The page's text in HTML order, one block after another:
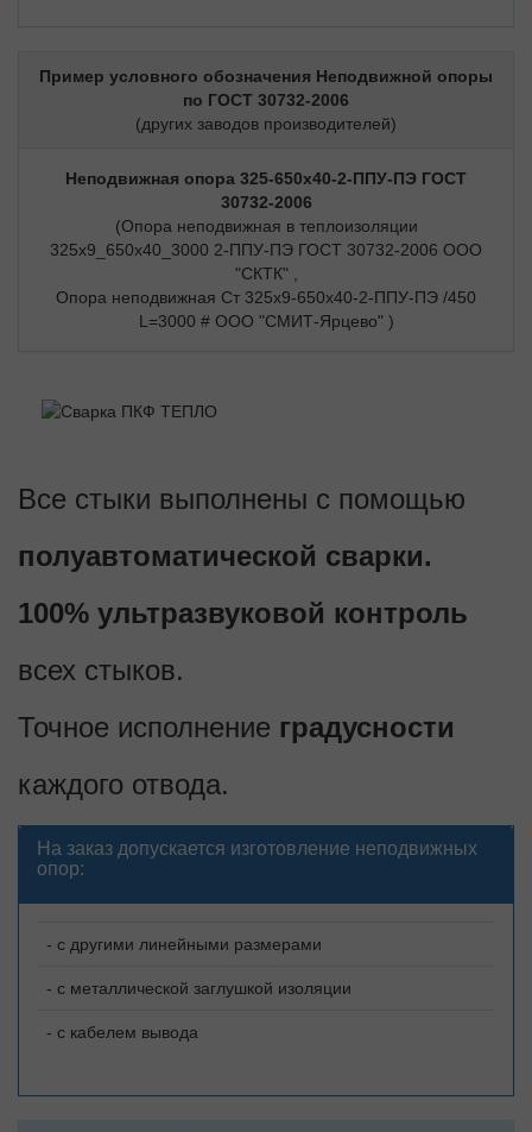
Пример условного обозначения Неподвижной опоры
по ГОСТ 30732-2006
(других заводов производителей)
Неподвижная опора 325-650х40-2-ППУ-ПЭ ГОСТ
30732-2006
(Опора неподвижная в теплоизоляции
325х9_650х40_3000 2-ППУ-ПЭ ГОСТ 30732-2006 ООО
"СКТК" ,
Опора неподвижная Ст 325х9-650х40-2-ППУ-ПЭ /450
L=3000 # ООО "СМИТ-Ярцево" )
Все стыки выполнены с помощью
полуавтоматической сварки.
100% ультразвуковой контроль
всех стыков.
Точное исполнение градусности
каждого отвода.
На заказ допускается изготовление неподвижных
опор:
- с другими линейными размерами
- с металлической заглушкой изоляции
- с кабелем вывода